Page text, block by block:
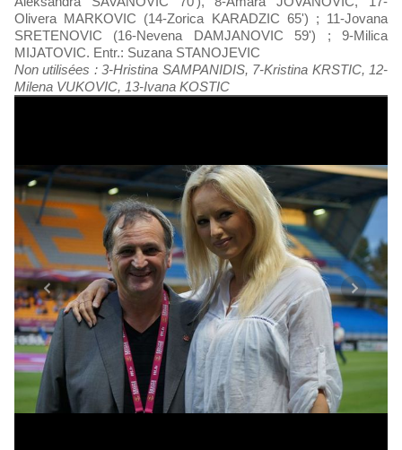
Olivera MARKOVIC (14-Zorica KARADZIC 65') ; 11-Jovana
SRETENOVIC (16-Nevena DAMJANOVIC 59') ; 9-Milica
MIJATOVIC. Entr.: Suzana STANOJEVIC
Non utilisées : 3-Hristina SAMPANIDIS, 7-Kristina KRSTIC, 12-
Milena VUKOVIC, 13-Ivana KOSTIC